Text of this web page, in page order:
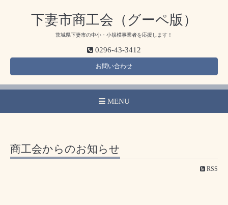
下妻市商工会（グーペ版）
茨城県下妻市の中小・小規模事業者を応援します！
0296-43-3412
お問い合わせ
MENU
商工会からのお知らせ
RSS